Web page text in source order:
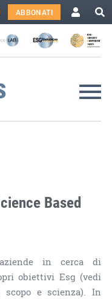
ABBONATI
Based
in cerca di
obiettivi Esg (vedi
scopo e scienza). In